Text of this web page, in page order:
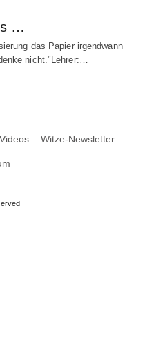
…
das Papier irgendwann
nicht."Lehrer:…
Witze-Newsletter